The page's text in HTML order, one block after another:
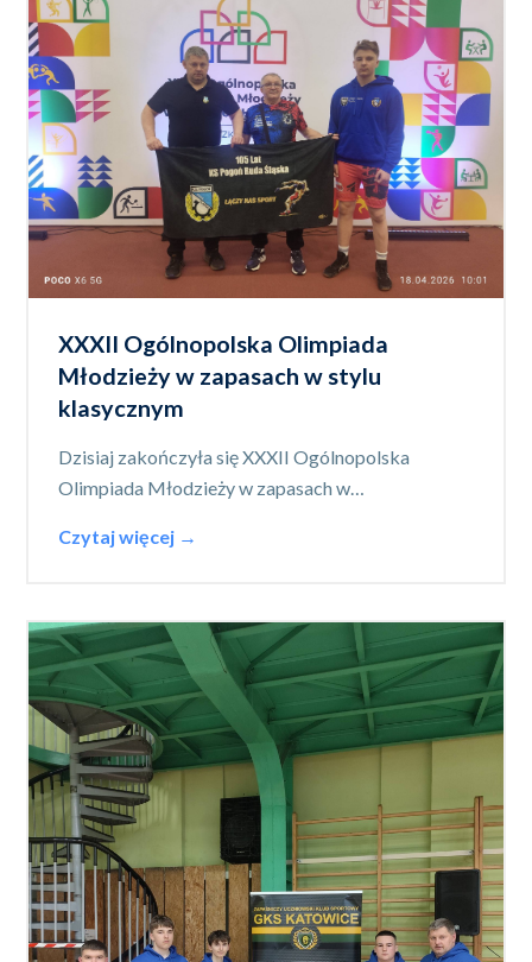
XXXII Ogólnopolska Olimpiada
Młodzieży w zapasach w stylu
klasycznym
Dzisiaj zakończyła się XXXII Ogólnopolska
Olimpiada Młodzieży w zapasach w…
Czytaj więcej →